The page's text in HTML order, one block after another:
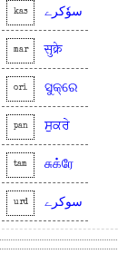
kas سوٗکرے
mar सुक्रे
ori ସୁକ୍ରେ
pan ਸੁਕਰੇ
tam சுக்ரே
urd سوکرے